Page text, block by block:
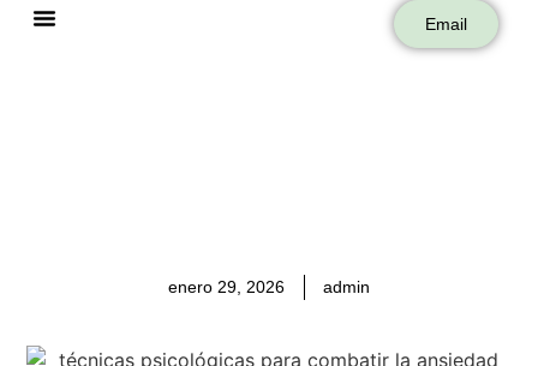
Email
enero 29, 2026 admin